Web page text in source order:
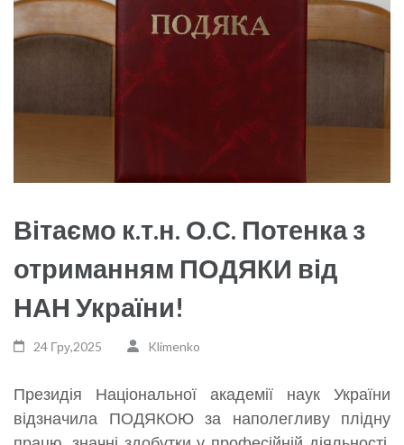
Вітаємо к.т.н. О.С. Потенка з
отриманням ПОДЯКИ від
НАН України!
24 Гру,2025 Klimenko
Президія Національної академії наук України
відзначила ПОДЯКОЮ за наполегливу плідну